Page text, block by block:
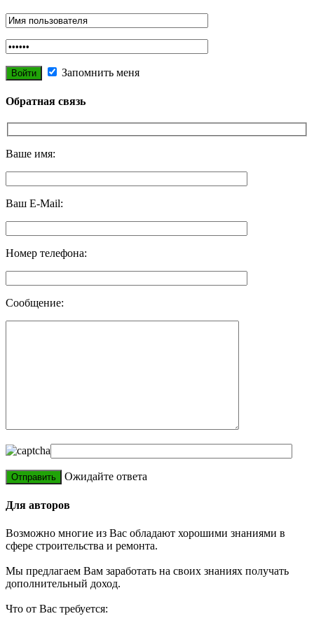
Запомнить меня
Обратная связь
Ваше имя:
Ваш E-Mail:
Номер телефона:
Сообщение:
Ожидайте ответа
Для авторов
Возможно многие из Вас обладают хорошими знаниями в
сфере строительства и ремонта.
Мы предлагаем Вам заработать на своих знаниях получать
дополнительный доход.
Что от Вас требуется: